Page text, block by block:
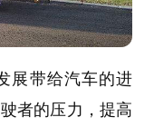
展带给汽车的进
者的压力，提高